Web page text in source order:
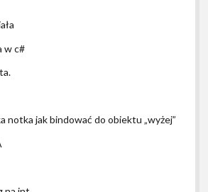
w c#
notka jak bindować do obiektu „wyżej”